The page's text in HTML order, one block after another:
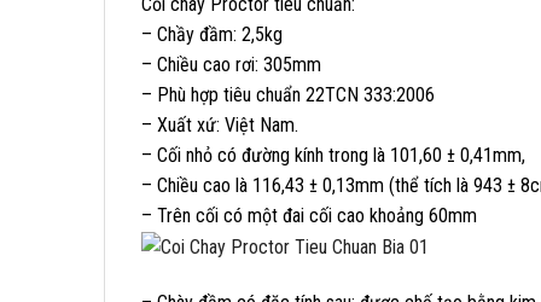
– Chầy đầm: 2,5kg
– Chiều cao rơi: 305mm
– Phù hợp tiêu chuẩn 22TCN 333:2006
– Xuất xứ: Việt Nam.
– Cối nhỏ có đường kính trong là 101,60 ± 0,41mm,
– Chiều cao là 116,43 ± 0,13mm (thể tích là 943 ±
– Trên cối có một đai cối cao khoảng 60mm